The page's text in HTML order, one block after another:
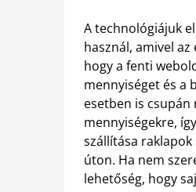
A technológiájuk
használ, amivel
hogy a fenti
mennyiséget és a
esetben is csupán
mennyiségekre,
szállítása
úton. Ha nem
lehetőség, hogy